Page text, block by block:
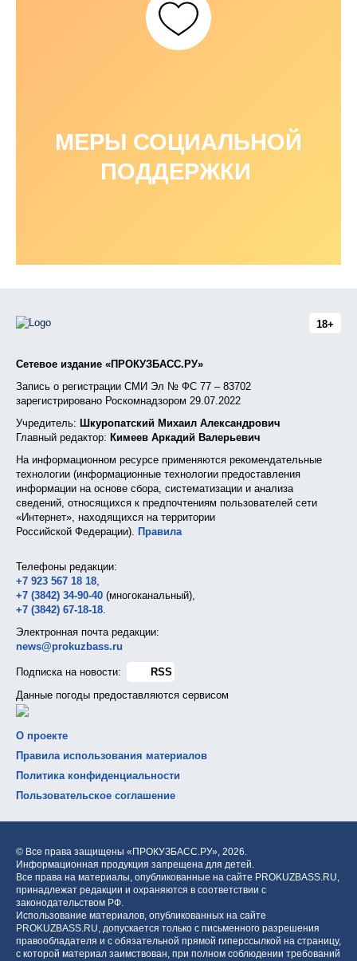
МЕРЫ СОЦИАЛЬНОЙ
ПОДДЕРЖКИ
18+
Сетевое издание «ПРОКУЗБАСС.РУ»
Запись о регистрации СМИ Эл № ФС 77 – 83702
зарегистрировано Роскомнадзором 29.07.2022
Учредитель: Шкуропатский Михаил Александрович
Главный редактор: Кимеев Аркадий Валерьевич
На информационном ресурсе применяются рекомендательные
технологии (информационные технологии предоставления
информации на основе сбора, систематизации и анализа
сведений, относящихся к предпочтениям пользователей сети
«Интернет», находящихся на территории
Российской Федерации). Правила
Телефоны редакции:
+7 923 567 18 18,
+7 (3842) 34-90-40 (многоканальный),
+7 (3842) 67-18-18.
Электронная почта редакции:
news@prokuzbass.ru
Подписка на новости:
RSS
Данные погоды предоставляются сервисом
О проекте
Правила использования материалов
Политика конфиденциальности
Пользовательское соглашение
© Все права защищены «ПРОКУЗБАСС.РУ», 2026.
Информационная продукция запрещена для детей.
Все права на материалы, опубликованные на сайте PROKUZBASS.RU,
принадлежат редакции и охраняются в соответствии с
законодательством РФ.
Использование материалов, опубликованных на сайте
PROKUZBASS.RU, допускается только с письменного разрешения
правообладателя и с обязательной прямой гиперссылкой на страницу,
с которой материал заимствован, при полном соблюдении требований